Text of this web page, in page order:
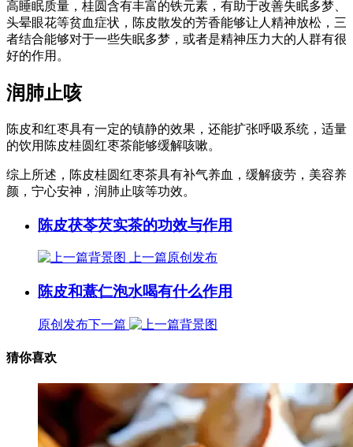
高睡眠质量，桂圆含有丰富的铁元素，有助于改善失眠多梦、
头晕眼花等贫血症状，陈皮散发的芳香能够让人精神放松，三
者结合能够对于一些失眠多梦，或者是精神压力大的人群有很
好的作用。
润肺止咳
陈皮和红枣具有一定的镇静的效果，还能扩张呼吸系统，适量
的饮用陈皮桂圆红枣茶能够缓解咳嗽。
综上所述，陈皮桂圆红枣茶具有补气养血，缓解疲劳，美容养
颜，宁心安神，润肺止咳等功效。
陈皮茯苓芡实茶的功效与作用
上一篇原创发布
陈皮和薏仁泡水喝有什么作用
原创发布下一篇
猜你喜欢